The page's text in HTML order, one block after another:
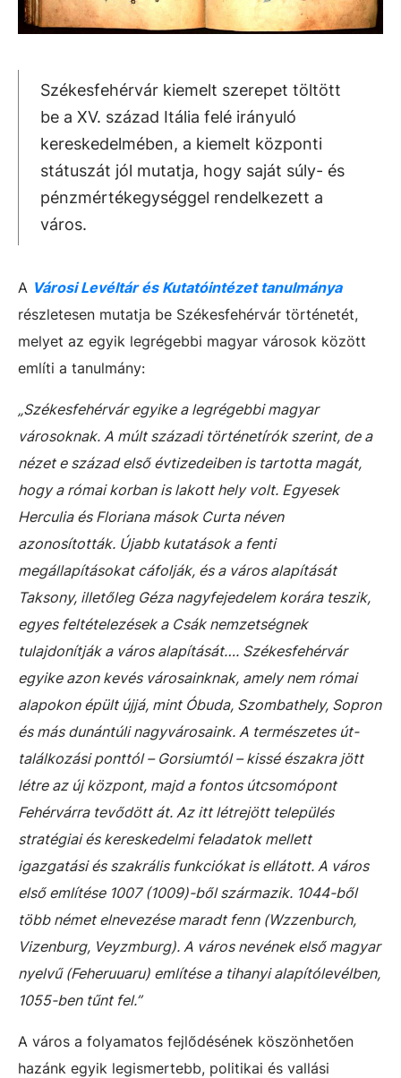
Székesfehérvár kiemelt szerepet töltött
be a XV. század Itália felé irányuló
kereskedelmében, a kiemelt központi
státuszát jól mutatja, hogy saját súly- és
pénzmértékegységgel rendelkezett a
város.
A Városi Levéltár és Kutatóintézet tanulmánya
részletesen mutatja be Székesfehérvár történetét,
melyet az egyik legrégebbi magyar városok között
említi a tanulmány:
„Székesfehérvár egyike a legrégebbi magyar
városoknak. A múlt századi történetírók szerint, de a
nézet e század első évtizedeiben is tartotta magát,
hogy a római korban is lakott hely volt. Egyesek
Herculia és Floriana mások Curta néven
azonosították. Újabb kutatások a fenti
megállapításokat cáfolják, és a város alapítását
Taksony, illetőleg Géza nagyfejedelem korára teszik,
egyes feltételezések a Csák nemzetségnek
tulajdonítják a város alapítását…. Székesfehérvár
egyike azon kevés városainknak, amely nem római
alapokon épült újjá, mint Óbuda, Szombathely, Sopron
és más dunántúli nagyvárosaink. A természetes út-
találkozási ponttól – Gorsiumtól – kissé északra jött
létre az új központ, majd a fontos útcsomópont
Fehérvárra tevődött át. Az itt létrejött település
stratégiai és kereskedelmi feladatok mellett
igazgatási és szakrális funkciókat is ellátott. A város
első említése 1007 (1009)-ből származik. 1044-ből
több német elnevezése maradt fenn (Wzzenburch,
Vizenburg, Veyzmburg). A város nevének első magyar
nyelvű (Feheruuaru) említése a tihanyi alapítólevélben,
1055-ben tűnt fel.”
A város a folyamatos fejlődésének köszönhetően
hazánk egyik legismertebb, politikai és vallási